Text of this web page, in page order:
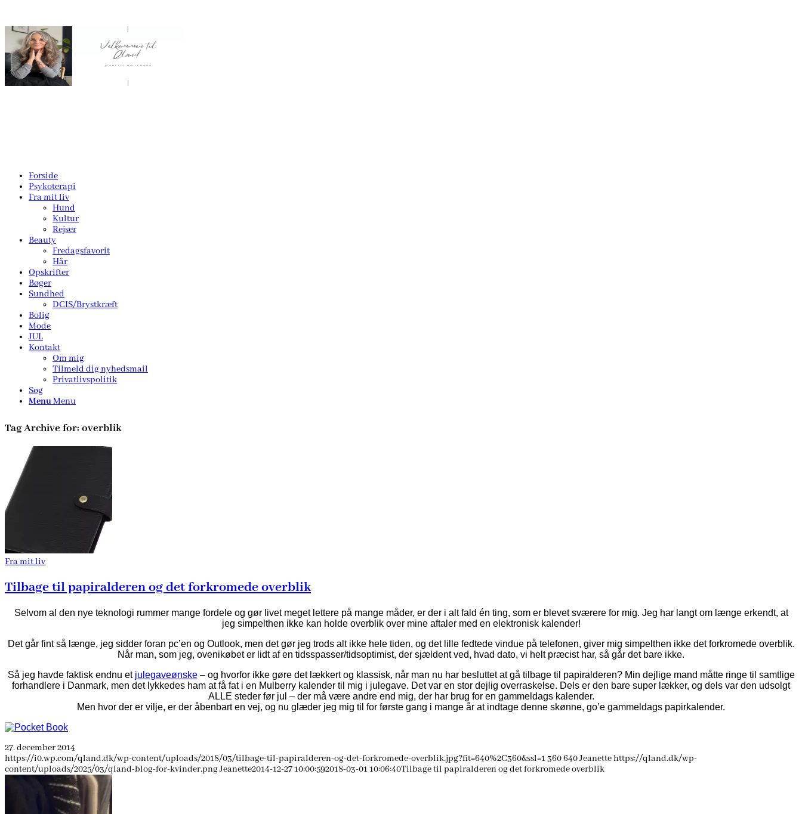
Forside
Psykoterapi
Fra mit liv
Hund
Kultur
Rejser
Beauty
Fredagsfavorit
Hår
Opskrifter
Bøger
Sundhed
DCIS/Brystkræft
Bolig
Mode
JUL
Kontakt
Om mig
Tilmeld dig nyhedsmail
Privatlivspolitik
Søg
MenuMenu
Tag Archive for: overblik
Fra mit liv
Tilbage til papiralderen og det forkromede overblik
Selvom al den nye teknologi rummer mange fordele og gør livet meget lettere på mange måder, er der i alt fald én ting, som er blevet sværere for mig. Jeg har langt om længe erkendt, at
jeg simpelthen ikke kan holde overblik over mine aftaler med en elektronisk kalender!
Det går fint så længe, jeg sidder foran pc’en og Outlook, men det gør jeg trods alt ikke hele tiden, og det lille fedtede vindue på telefonen, giver mig simpelthen ikke det forkromede overblik.
Når man, som jeg, ovenikøbet er lidt af en tidsspasser/tidsoptimist, der sjældent ved, hvad dato, vi helt præcist har, så går det bare ikke.
Så jeg havde faktisk endnu et julegaveønske– og hvorfor ikke gøre det lækkert og klassisk, når man nu har besluttet at gå tilbage til papiralderen? Min dejlige mand måtte ringe til samtlige
forhandlere i Danmark, men det lykkedes ham at få fat i en Mulberry kalender til mig i julegave. Det var en stor dejlig overraskelse. Dels er den bare super lækker, og dels var den udsolgt
ALLE steder før jul – der må være andre end mig, der har brug for en gammeldags kalender.
Men hvor der er vilje, er der åbenbart en vej, og nu glæder jeg mig til for første gang i mange år at indtage denne skønne, go’e gammeldags papirkalender.
27. december 2014
https://i0.wp.com/qland.dk/wp-content/uploads/2018/03/tilbage-til-papiralderen-og-det-forkromede-overblik.jpg?fit=640%2C360&ssl=1 360640Jeanettehttps://qland.dk/wp-
content/uploads/2025/03/qland-blog-for-kvinder.pngJeanette2014-12-27 10:00:592018-03-01 10:06:40Tilbage til papiralderen og det forkromede overblik